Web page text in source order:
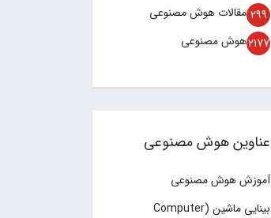
مقالات هوش مصنوعی 299
هوش مصنوعی2177
عناوین هوش مصنوعی
آموزش هوش مصنوعی
بینایی ماشین (Computer